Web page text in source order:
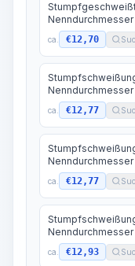
Nenndurchmesser
ca. €12,70
Nenndurchmesser
ca. €12,77
Nenndurchmesser
ca. €12,77
ca. €12,93